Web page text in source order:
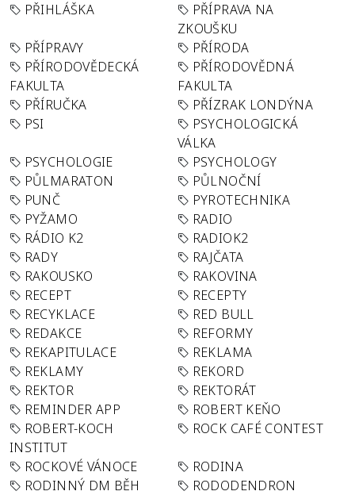
PŘIHLÁŠKA
PŘÍPRAVA NA
ZKOUŠKU
PŘÍPRAVY
PŘÍRODA
PŘÍRODOVĚDECKÁ
FAKULTA
PŘÍRODOVĚDNÁ
FAKULTA
PŘÍRUČKA
PŘÍZRAK LONDÝNA
PSI
PSYCHOLOGICKÁ
VÁLKA
PSYCHOLOGIE
PSYCHOLOGY
PŮLMARATON
PŮLNOČNÍ
PUNČ
PYROTECHNIKA
PYŽAMO
RADIO
RÁDIO K2
RADIOK2
RADY
RAJČATA
RAKOUSKO
RAKOVINA
RECEPT
RECEPTY
RECYKLACE
RED BULL
REDAKCE
REFORMY
REKAPITULACE
REKLAMA
REKLAMY
REKORD
REKTOR
REKTORÁT
REMINDER APP
ROBERT KEŇO
ROBERT-KOCH
INSTITUT
ROCK CAFÉ CONTEST
ROCKOVÉ VÁNOCE
RODINA
RODINNÝ DM BĚH
RODODENDRON